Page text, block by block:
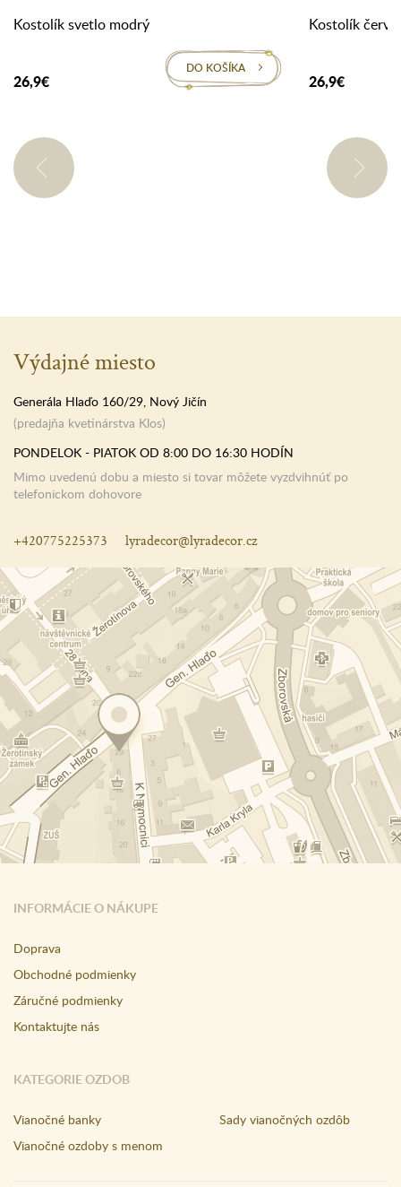
Kostolík svetlo modrý
26,9€
DO KOŠÍKA
Kostolík
26,9€
INFORMÁCIE O NÁKUPE
Doprava
Obchodné podmienky
Záručné podmienky
Kontaktujte nás
KATEGORIE OZDOB
Vianočné banky
Vianočné ozdoby s menom
Sady vianočných ozdôb
Výdajné miesto
Generála Hlaďo 160/29, Nový Jičín
(predajňa kvetinárstva Klos)
PONDELOK - PIATOK OD 8:00 DO 16:30 HODÍN
Mimo uvedenú dobu a miesto si tovar môžete vyzdvihnúť po
telefonickom dohovore
+420775225373 lyradecor@lyradecor.cz